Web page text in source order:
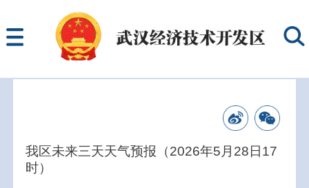
我区未来三天天气预报（2026年5月28日17
时）